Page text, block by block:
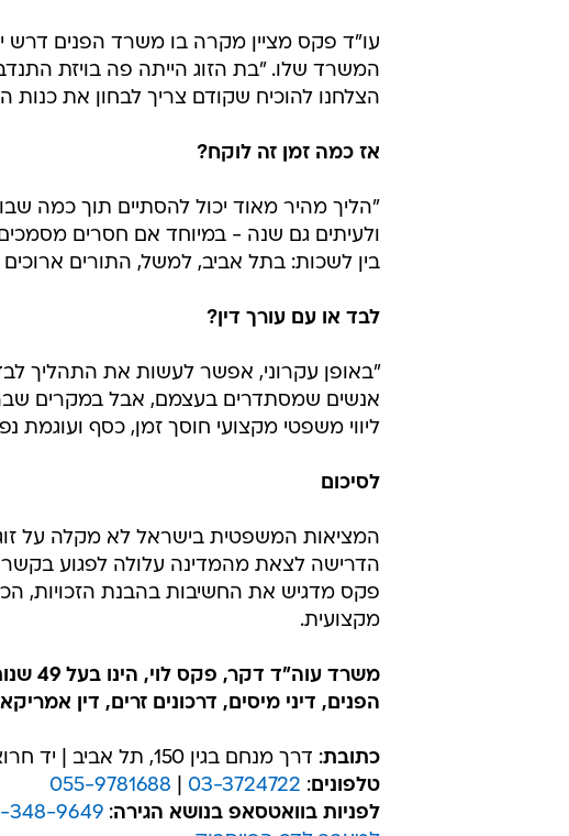
עו"ד פקס מציין מקרה בו משרד הפנים דרש
המשרד שלו. "בת הזוג הייתה פה בויזת
הצלחנו להוכיח שקודם צריך לבחון את
אז כמה זמן זה לוקח?
"הליך מהיר מאוד יכול להסתיים תוך כמה
ולעיתים גם שנה - במיוחד אם חסרים
בין לשכות: בתל אביב, למשל, התורים
לבד או עם עורך דין?
"באופן עקרוני, אפשר לעשות את התהליך
אנשים שמסתדרים בעצמם, אבל במקרים
ליווי משפטי מקצועי חוסך זמן, כסף ועוגמת
לסיכום
המציאות המשפטית בישראל לא מקלה על
הדרישה לצאת מהמדינה עלולה לפגוע
פקס מדגיש את החשיבות בהבנת הזכויות,
מקצועית.
משרד
הפנים, דיני מיסים, דרכונים זרים, דין
כתובת: דרך מנחם בגין 150, תל אביב | יד חרוצים 10, ירושלים.
טלפונים:
03-3724722
055-9781688
לפניות בוואטסאפ בנושא הגירה:
348-9649